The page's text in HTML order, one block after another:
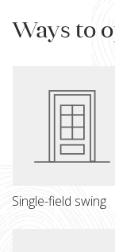
Ways to
Single-field swing